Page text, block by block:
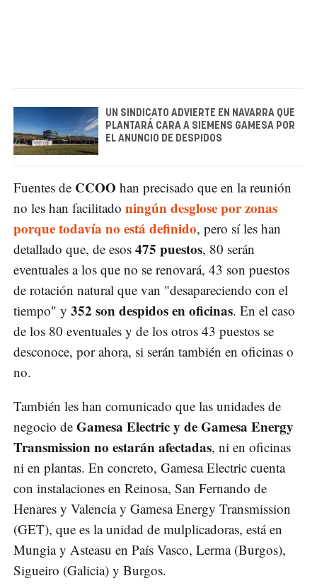
UN SINDICATO ADVIERTE EN NAVARRA QUE
PLANTARÁ CARA A SIEMENS GAMESA POR
EL ANUNCIO DE DESPIDOS
Fuentes de CCOO han precisado que en la reunión
no les han facilitado ningún desglose por zonas
porque todavía no está definido, pero sí les han
detallado que, de esos 475 puestos, 80 serán
eventuales a los que no se renovará, 43 son puestos
de rotación natural que van "desapareciendo con el
tiempo" y 352 son despidos en oficinas. En el caso
de los 80 eventuales y de los otros 43 puestos se
desconoce, por ahora, si serán también en oficinas o
no.
También les han comunicado que las unidades de
negocio de Gamesa Electric y de Gamesa Energy
Transmission no estarán afectadas, ni en oficinas
ni en plantas. En concreto, Gamesa Electric cuenta
con instalaciones en Reinosa, San Fernando de
Henares y Valencia y Gamesa Energy Transmission
(GET), que es la unidad de mulplicadoras, está en
Mungia y Asteasu en País Vasco, Lerma (Burgos),
Sigueiro (Galicia) y Burgos.